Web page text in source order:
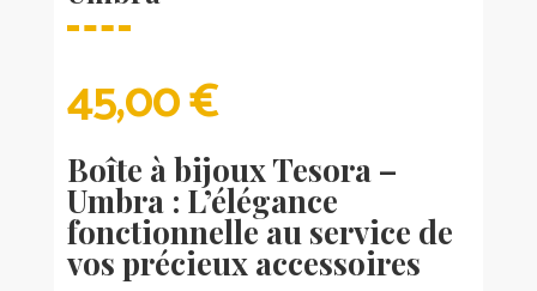
45,00€
Boîte à bijoux Tesora –
Umbra : L’élégance
fonctionnelle au service de
vos précieux accessoires